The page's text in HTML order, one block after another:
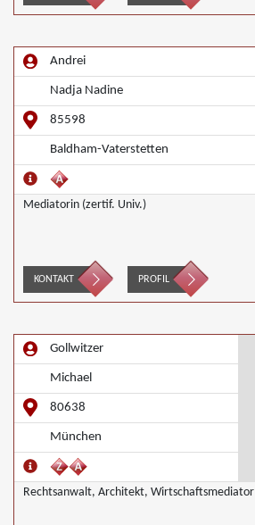
Andrei
Nadja Nadine
85598
Baldham-Vaterstetten
Mediatorin (zertif. Univ.)
KONTAKT PROFIL
Gollwitzer
Michael
80638
München
Rechtsanwalt, Architekt, Wirtschaftsmediator